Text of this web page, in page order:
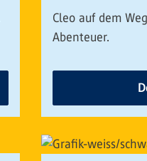
Cleo auf dem
Abenteuer.